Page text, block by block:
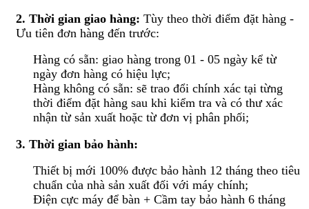
2. Thời gian giao hàng: Tùy theo thời điểm đặt hàng -
Ưu tiên đơn hàng đến trước:
Hàng có sẵn: giao hàng trong 01 - 05 ngày kể từ
ngày đơn hàng có hiệu lực;
Hàng không có sẵn: sẽ trao đổi chính xác tại từng
thời điểm đặt hàng sau khi kiểm tra và có thư xác
nhận từ sản xuất hoặc từ đơn vị phân phối;
3. Thời gian bảo hành:
Thiết bị mới 100% được bảo hành 12 tháng theo tiêu
chuẩn của nhà sản xuất đối với máy chính;
Điện cực máy để bàn + Cầm tay bảo hành 6 tháng